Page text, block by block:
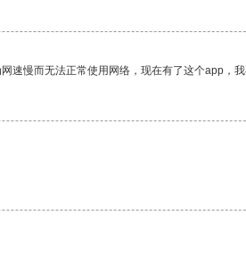
慢而无法正常使用网络，现在有了这个app，我